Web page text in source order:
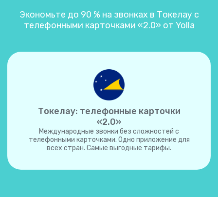
Экономьте до 90 % на звонках в Токелау с
телефонными карточками «2.0» от Yolla
Токелау: телефонные карточки
«2.0»
Международные звонки без сложностей с
телефонными карточками. Одно приложение для
всех стран. Самые выгодные тарифы.